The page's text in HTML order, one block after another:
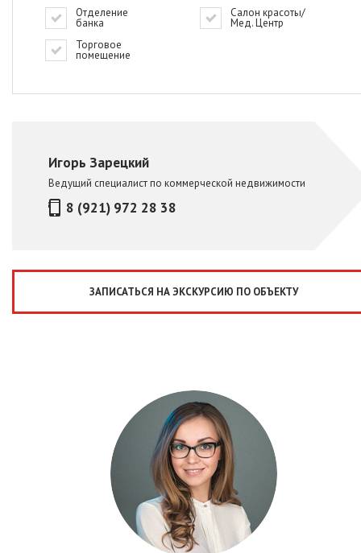
Отделение
банка
Салон красоты/
Мед. Центр
Торговое
помещение
Игорь Зарецкий
Ведущий специалист по коммерческой недвижимости
8 (921) 972 28 38
ЗАПИСАТЬСЯ НА ЭКСКУРСИЮ ПО ОБЪЕКТУ